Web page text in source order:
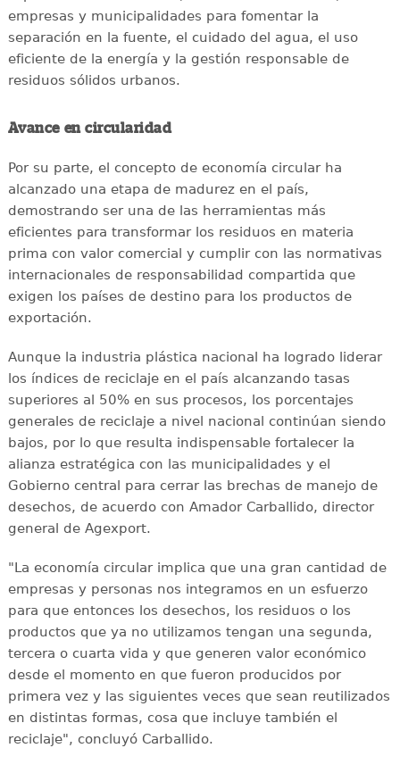
empresas y municipalidades para fomentar la
separación en la fuente, el cuidado del agua, el uso
eficiente de la energía y la gestión responsable de
residuos sólidos urbanos.
Avance en circularidad
Por su parte, el concepto de economía circular ha
alcanzado una etapa de madurez en el país,
demostrando ser una de las herramientas más
eficientes para transformar los residuos en materia
prima con valor comercial y cumplir con las normativas
internacionales de responsabilidad compartida que
exigen los países de destino para los productos de
exportación.
Aunque la industria plástica nacional ha logrado liderar
los índices de reciclaje en el país alcanzando tasas
superiores al 50% en sus procesos, los porcentajes
generales de reciclaje a nivel nacional continúan siendo
bajos, por lo que resulta indispensable fortalecer la
alianza estratégica con las municipalidades y el
Gobierno central para cerrar las brechas de manejo de
desechos, de acuerdo con Amador Carballido, director
general de Agexport.
"La economía circular implica que una gran cantidad de
empresas y personas nos integramos en un esfuerzo
para que entonces los desechos, los residuos o los
productos que ya no utilizamos tengan una segunda,
tercera o cuarta vida y que generen valor económico
desde el momento en que fueron producidos por
primera vez y las siguientes veces que sean reutilizados
en distintas formas, cosa que incluye también el
reciclaje", concluyó Carballido.